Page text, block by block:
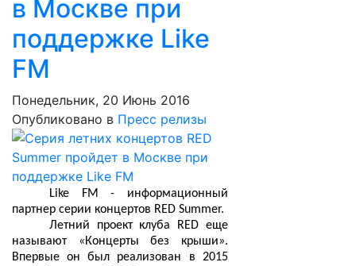
в Москве при
поддержке Like
FM
Понедельник, 20 Июнь 2016
Опубликовано в Пресс релизы
Like FM - информационный
партнер серии концертов RED Summer.
Летний проект клуба RED еще
называют «Концерты без крыши».
Впервые он был реализован в 2015